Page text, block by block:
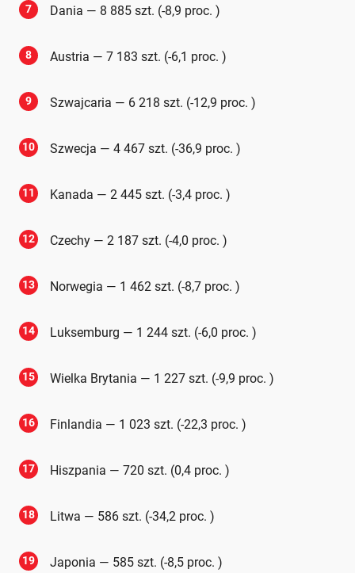
7 Dania — 8 885 szt. (-8,9 proc. )
8 Austria — 7 183 szt. (-6,1 proc. )
9 Szwajcaria — 6 218 szt. (-12,9 proc. )
10 Szwecja — 4 467 szt. (-36,9 proc. )
11 Kanada — 2 445 szt. (-3,4 proc. )
12 Czechy — 2 187 szt. (-4,0 proc. )
13 Norwegia — 1 462 szt. (-8,7 proc. )
14 Luksemburg — 1 244 szt. (-6,0 proc. )
15 Wielka Brytania — 1 227 szt. (-9,9 proc. )
16 Finlandia — 1 023 szt. (-22,3 proc. )
17 Hiszpania — 720 szt. (0,4 proc. )
18 Litwa — 586 szt. (-34,2 proc. )
19 Japonia — 585 szt. (-8,5 proc. )